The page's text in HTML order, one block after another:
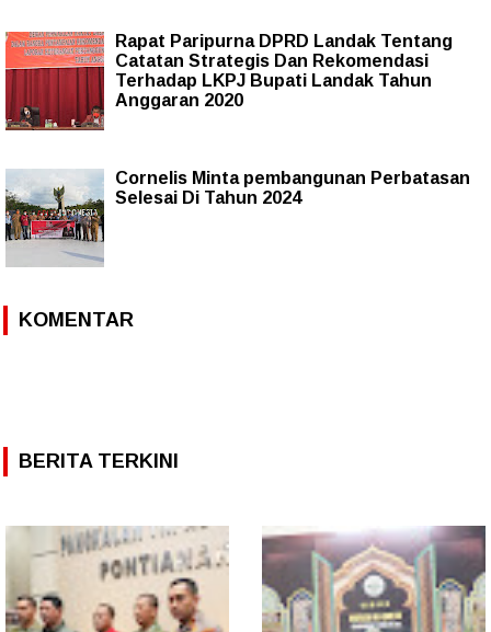
Rapat Paripurna DPRD Landak Tentang
Catatan Strategis Dan Rekomendasi
Terhadap LKPJ Bupati Landak Tahun
Anggaran 2020
Cornelis Minta pembangunan Perbatasan
Selesai Di Tahun 2024
KOMENTAR
BERITA TERKINI